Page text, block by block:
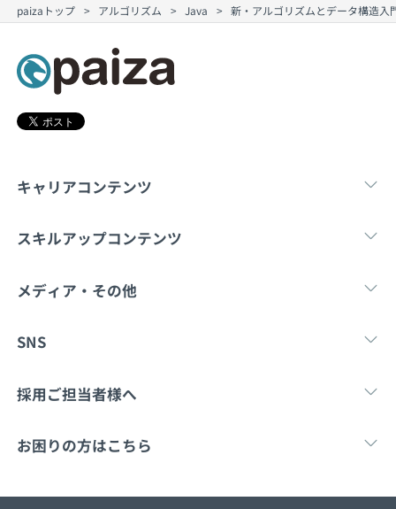
法人向けプラン
学校向けプラン
契約内容・クーポン
paizaトップ アルゴリズム Java 新・アルゴリズムとデータ構造入
キャリアコンテンツ
転職・キャリア 新卒就
スキルアップコンテンツ
学習 マンガ・ゲーム
メディア・その他
Tech Team Journal note
SNS
X
採用ご担当者様へ
採用・教育をお考えの企業様へ 中途求人掲載はこ
お困りの方はこちら
paizaとは？ お問い合わ